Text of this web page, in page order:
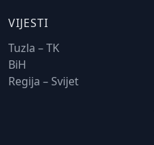
VIJESTI
Tuzla – TK
BiH
Regija – Svijet